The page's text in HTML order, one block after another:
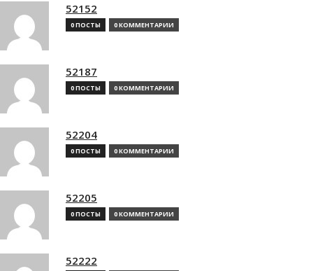
52152
0 ПОСТЫ 0 КОММЕНТАРИИ
52187
0 ПОСТЫ 0 КОММЕНТАРИИ
52204
0 ПОСТЫ 0 КОММЕНТАРИИ
52205
0 ПОСТЫ 0 КОММЕНТАРИИ
52222